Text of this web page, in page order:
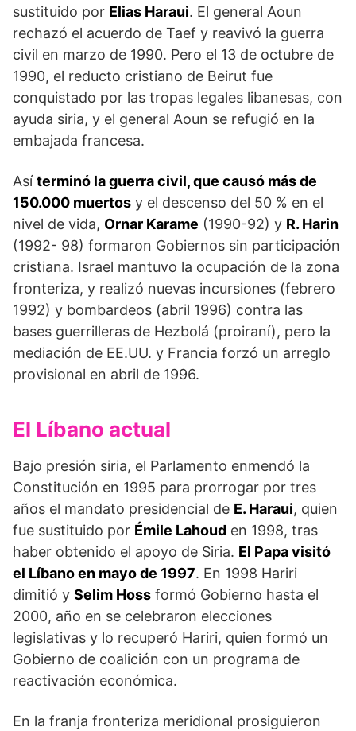
sustituido por Elias Haraui. El general Aoun
rechazó el acuerdo de Taef y reavivó la guerra
civil en marzo de 1990. Pero el 13 de octubre de
1990, el reducto cristiano de Beirut fue
conquistado por las tropas legales libanesas, con
ayuda siria, y el general Aoun se refugió en la
embajada francesa.
Asíterminó la guerra civil, que causó más de
150.000 muertos y el descenso del 50 % en el
nivel de vida, Ornar Karame (1990-92) y R. Harin
(1992- 98) formaron Gobiernos sin participación
cristiana. Israel mantuvo la ocupación de la zona
fronteriza, y realizó nuevas incursiones (febrero
1992) y bombardeos (abril 1996) contra las
bases guerrilleras de Hezbolá (proiraní), pero la
mediación de EE.UU. y Francia forzó un arreglo
provisional en abril de 1996.
El Líbano actual
Bajo presión siria, el Parlamento enmendó la
Constitución en 1995 para prorrogar por tres
años el mandato presidencial de E. Haraui, quien
fue sustituido por Émile Lahoud en 1998, tras
haber obtenido el apoyo de Siria. El Papa visitó
el Líbano en mayo de 1997. En 1998 Hariri
dimitió y Selim Hoss formó Gobierno hasta el
2000, año en se celebraron elecciones
legislativas y lo recuperó Hariri, quien formó un
Gobierno de coalición con un programa de
reactivación económica.
En la franja fronteriza meridional prosiguieron